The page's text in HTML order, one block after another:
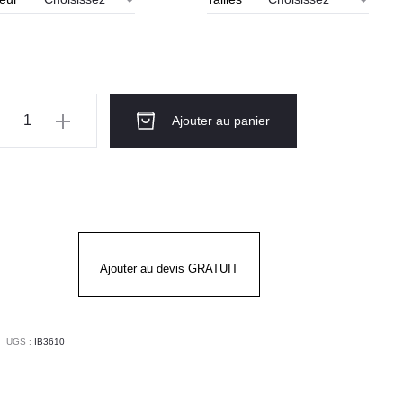
Ajouter au panier
Ajouter au devis GRATUIT
UGS : IB3610